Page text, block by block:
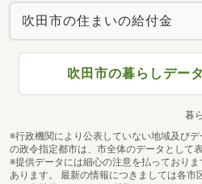
吹田市の住まいの給付金
吹田市の暮らしデー
暮
※行政機関により公表していない地域及び
の政令指定都市は、市全体のデータとして
※提供データには細心の注意を払っており
あります。 最新の情報につきましては各市